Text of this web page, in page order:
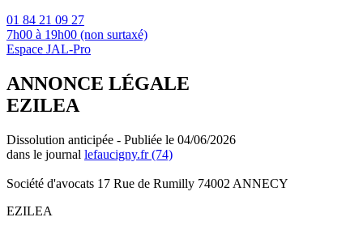
01 84 21 09 27
7h00 à 19h00 (non surtaxé)
Espace JAL-Pro
ANNONCE LÉGALE
EZILEA
Dissolution anticipée - Publiée le 04/06/2026
dans le journal lefaucigny.fr (74)
Société d'avocats 17 Rue de Rumilly 74002 ANNECY
EZILEA